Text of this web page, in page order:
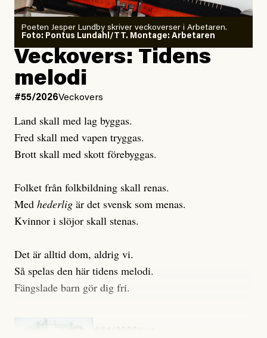
Publicerad6 August, 2026
Uppdaterad7 August, 2026
Joel Kellgren
Publicerad3 August, 2026
Uppdaterad3 August, 2026
Poeten Jesper Lundby skriver veckoverser i Arbetaren.
Foto: Pontus Lundahl/TT. Montage: Arbetaren
Veckovers: Tidens
melodi
#55/2026Veckovers
Land skall med lag byggas.
Fred skall med vapen tryggas.
Brott skall med skott förebyggas.
Folket från folkbildning skall renas.
Med hederlig är det svensk som menas.
Kvinnor i slöjor skall stenas.
Det är alltid dom, aldrig vi.
Så spelas den här tidens melodi.
Fängslade barn gör dig fri.